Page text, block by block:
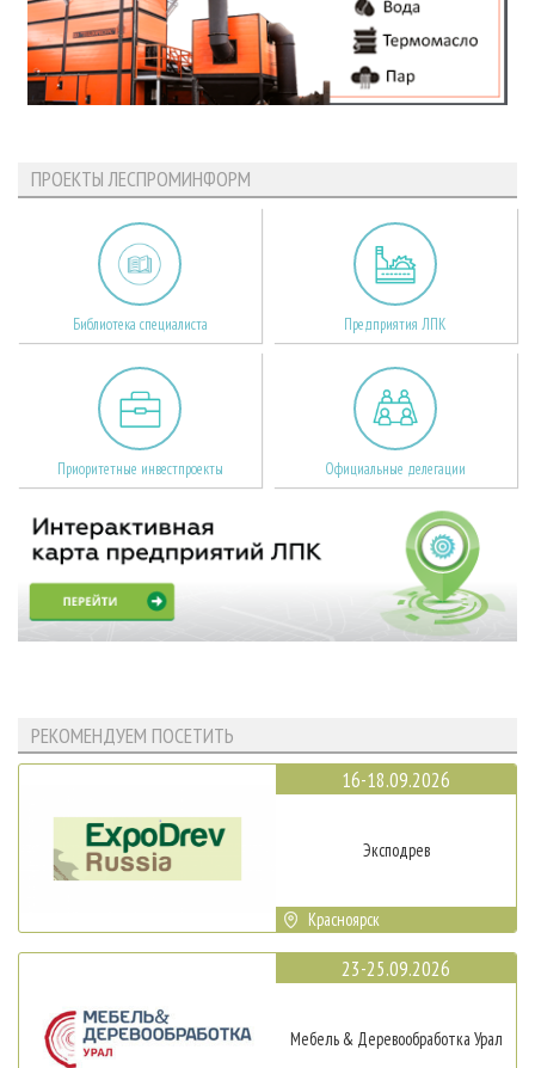
ПРОЕКТЫ ЛЕСПРОМИНФОРМ
Библиотека специалиста Предприятия ЛПК
Приоритетные инвестпроекты Официальные делегации
РЕКОМЕНДУЕМ ПОСЕТИТЬ
16-18.09.2026
Эксподрев
Красноярск
23-25.09.2026
Мебель & Деревообработка Урал